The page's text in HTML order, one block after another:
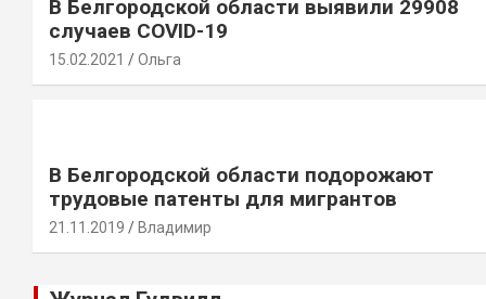
В Белгородской области выявили 29908
случаев COVID-19
15.02.2021 Ольга
В Белгородской области подорожают
трудовые патенты для мигрантов
21.11.2019 Владимир